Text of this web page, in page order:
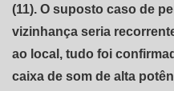
(11). O suposto caso de
vizinhança seria
ao local, tudo foi
caixa de som de alta